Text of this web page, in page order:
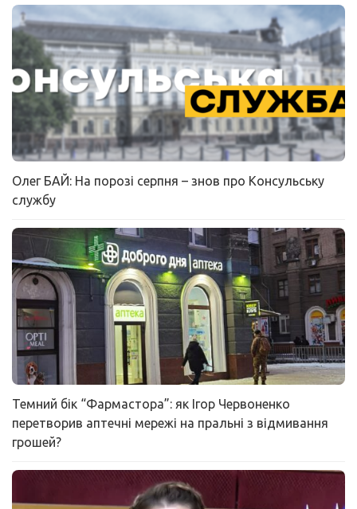
Олег БАЙ: На порозі серпня – знов про Консульську
службу
Темний бік “Фармастора”: як Ігор Червоненко
перетворив аптечні мережі на пральні з відмивання
грошей?